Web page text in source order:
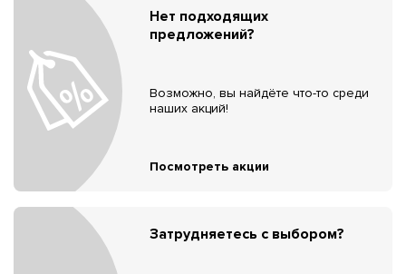
Нет подходящих
предложений?
Возможно, вы найдёте что-то среди
наших акций!
Посмотреть акции
Затрудняетесь с выбором?